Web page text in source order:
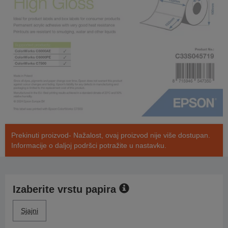
Prekinuti proizvod- Nažalost, ovaj proizvod nije više dostupan.
Informacije o daljoj podršci potražite u nastavku.
Izaberite vrstu papira
Sjajni